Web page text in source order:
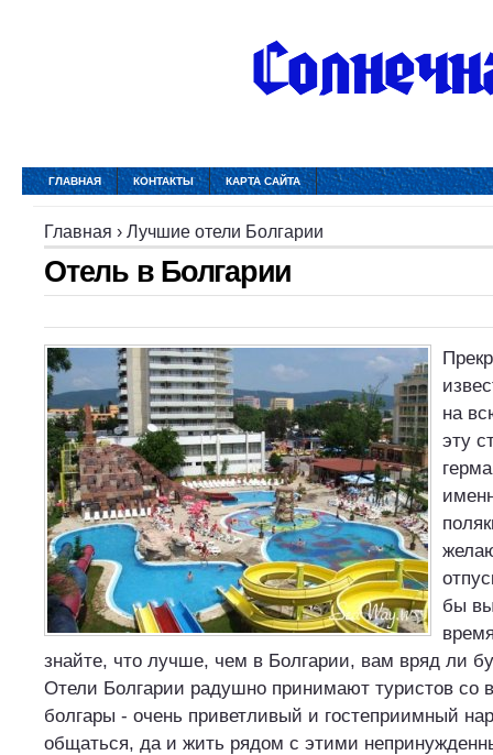
ГЛАВНАЯ КОНТАКТЫ КАРТА САЙТА
Главная › Лучшие отели Болгарии
Отель в Болгарии
на
эту
бы
знайте, что лучше, чем в Болгарии, вам вряд ли
Отели Болгарии радушно принимают туристов со
болгары - очень приветливый и гостеприимный
общаться, да и жить рядом с этими